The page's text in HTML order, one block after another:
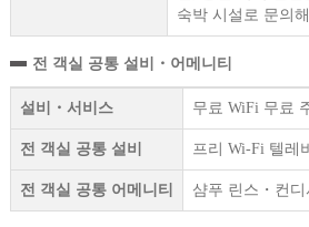
숙박 시설로 문의
전 객실 공통 설비・어메니티
설비・서비스 무료 WiFi 무료
전 객실 공통 설비 프리 Wi-Fi 텔레
전 객실 공통 어메니티 샴푸 린스・컨